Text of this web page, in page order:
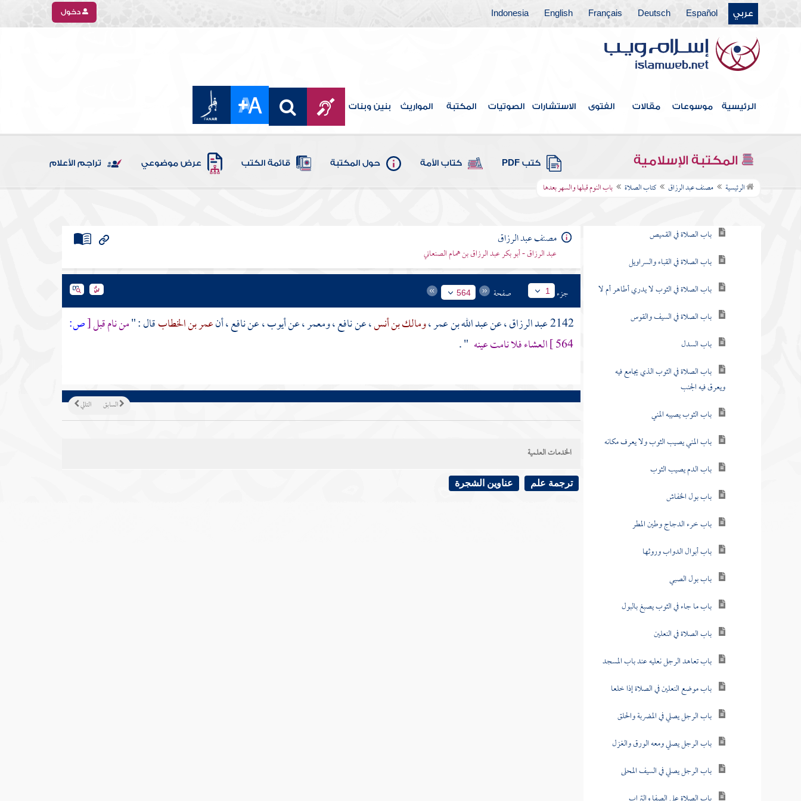
عربي Español
Deutsch
Français
English
Indonesia دخول
الرئيسية موسوعات مقالات الفتوى الاستشارات الصوتيات المكتبة المواريث بنين وبنات
المكتبة الإسلامية كتب PDF كتاب الأمة حول المكتبة قائمة الكتب عرض موضوعي تراجم الأعلام
الرئيسية مصنف عبد الرزاق كتاب الصلاة باب النوم قبلها والسهر بعدها
فهرس الكتاب
كتاب الطهارة
كتاب الحيض
كتاب الصلاة
باب الصلاة في القميص
باب الصلاة في القباء والسراويل
باب الصلاة في الثوب لا يدري أطاهر أم لا
باب الصلاة في السيف والقوس
باب السدل
باب الصلاة في الثوب الذي يجامع فيه
ويعرق فيه الجنب
باب الثوب يصيبه المني
باب المني يصيب الثوب ولا يعرف مكانه
باب الدم يصيب الثوب
باب بول الخفاش
باب خرء الدجاج وطين المطر
باب أبوال الدواب وروثها
باب بول الصبي
باب ما جاء في الثوب يصبغ بالبول
باب الصلاة في النعلين
باب تعاهد الرجل نعليه عند باب المسجد
باب موضع النعلين في الصلاة إذا خلعا
باب الرجل يصلي في المضربة والحلق
باب الرجل يصلي ومعه الورق والغزل
باب الرجل يصلي في السيف المحلى
مصنف عبد الرزاق
عبد الرزاق - أبو بكر عبد الرزاق بن همام الصنعاني
جزء 1 صفحة 564
2142عبد الرزاق، عنعبد الله بن عمر،ومالك بن أنس، عننافع،ومعمر، عنأيوب، عننافع، أنعمر بن الخطابقال : "من نام قبل[ص:
564 ] العشاء فلا نامت عينه " .
التالي السابق
الخدمات العلمية
ترجمة علم عناوين الشجرة